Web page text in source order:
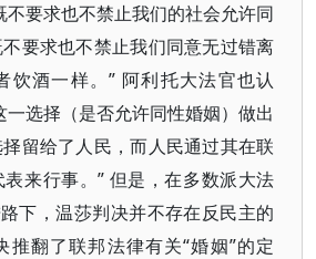
不要求也不禁止我们的社会允许同
要求也不禁止我们同意无过错离
饮酒一样。” 阿利托大法官也认
一选择（是否允许同性婚姻）做出
留给了人民，而人民通过其在联
来行事。” 但是，在多数派大法
下，温莎判决并不存在反民主的
推翻了联邦法律有关“婚姻”的定